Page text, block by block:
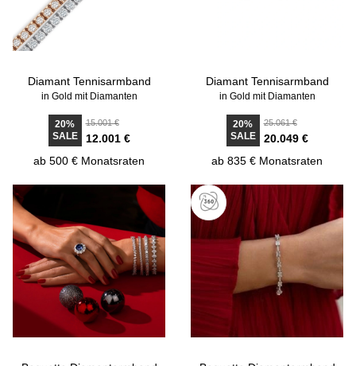
Diamant Tennisarmband
in Gold mit Diamanten
20%
SALE
15.001 €
12.001 €
ab 500 € Monatsraten
Diamant Tennisarmband
in Gold mit Diamanten
20%
SALE
25.061 €
20.049 €
ab 835 € Monatsraten